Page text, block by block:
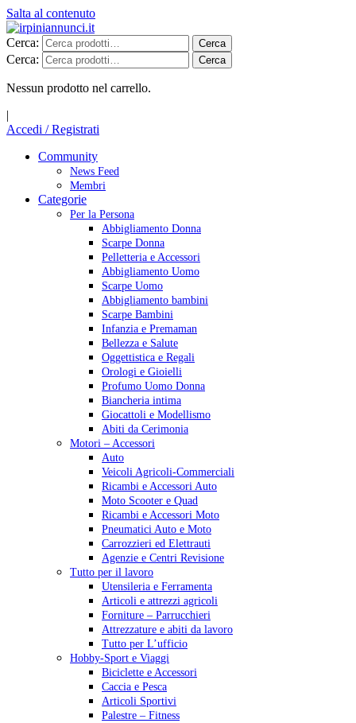
Salta al contenuto
Cerca: Cerca
Cerca: Cerca
Nessun prodotto nel carrello.
|
Accedi / Registrati
Community
News Feed
Membri
Categorie
Per la Persona
Abbigliamento Donna
Scarpe Donna
Pelletteria e Accessori
Abbigliamento Uomo
Scarpe Uomo
Abbigliamento bambini
Scarpe Bambini
Infanzia e Premaman
Bellezza e Salute
Oggettistica e Regali
Orologi e Gioielli
Profumo Uomo Donna
Biancheria intima
Giocattoli e Modellismo
Abiti da Cerimonia
Motori – Accessori
Auto
Veicoli Agricoli-Commerciali
Ricambi e Accessori Auto
Moto Scooter e Quad
Ricambi e Accessori Moto
Pneumatici Auto e Moto
Carrozzieri ed Elettrauti
Agenzie e Centri Revisione
Tutto per il lavoro
Utensileria e Ferramenta
Articoli e attrezzi agricoli
Forniture – Parrucchieri
Attrezzature e abiti da lavoro
Tutto per L’ufficio
Hobby-Sport e Viaggi
Biciclette e Accessori
Caccia e Pesca
Articoli Sportivi
Palestre – Fitness